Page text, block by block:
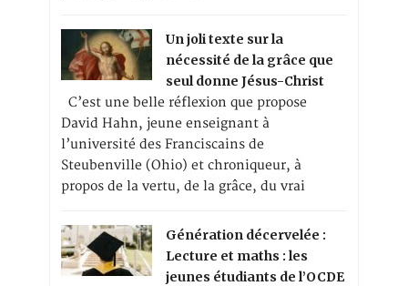
Un joli texte sur la
nécessité de la grâce que
seul donne Jésus-Christ
C’est une belle réflexion que propose
David Hahn, jeune enseignant à
l’université des Franciscains de
Steubenville (Ohio) et chroniqueur, à
propos de la vertu, de la grâce, du vrai
Génération décervelée :
Lecture et maths : les
jeunes étudiants de l’OCDE